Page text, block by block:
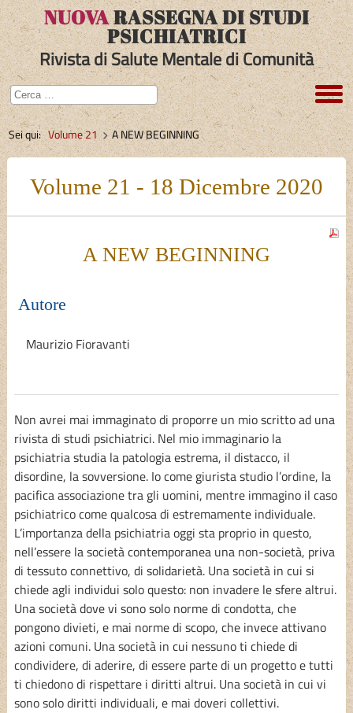
NUOVARASSEGNA DI STUDI
PSICHIATRICI
Rivista di Salute Mentale di Comunità
Sei qui:Volume 21 A NEW BEGINNING
Volume 21 - 18 Dicembre 2020
A NEW BEGINNING
Autore
Maurizio Fioravanti
Non avrei mai immaginato di proporre un mio scritto ad una
rivista di studi psichiatrici. Nel mio immaginario la
psichiatria studia la patologia estrema, il distacco, il
disordine, la sovversione. Io come giurista studio l’ordine, la
pacifica associazione tra gli uomini, mentre immagino il caso
psichiatrico come qualcosa di estremamente individuale.
L’importanza della psichiatria oggi sta proprio in questo,
nell’essere la società contemporanea una non-società, priva
di tessuto connettivo, di solidarietà. Una società in cui si
chiede agli individui solo questo: non invadere le sfere altrui.
Una società dove vi sono solo norme di condotta, che
pongono divieti, e mai norme di scopo, che invece attivano
azioni comuni. Una società in cui nessuno ti chiede di
condividere, di aderire, di essere parte di un progetto e tutti
ti chiedono di rispettare i diritti altrui. Una società in cui vi
sono solo diritti individuali, e mai doveri collettivi.